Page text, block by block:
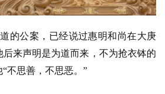
的公案，已经说过惠明和尚在大庚
来声明是为道而来，不为抢衣钵的
不思善，不思恶。”